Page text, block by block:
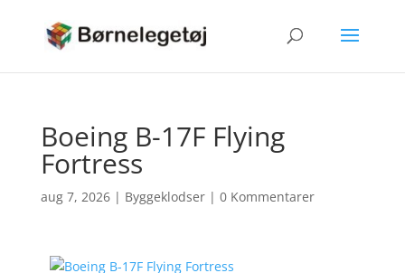
Boeing B-17F Flying
Fortress
aug 7, 2026| Byggeklodser| 0 Kommentarer